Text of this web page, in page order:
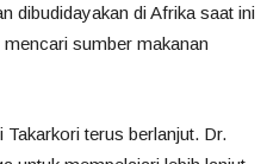
dibudidayakan di Afrika saat ini
sumber makanan
terus berlanjut. Dr.